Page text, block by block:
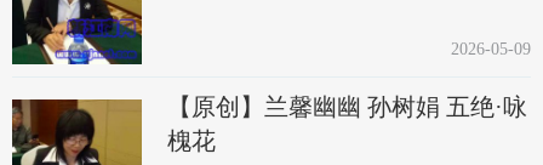
2026-05-09
【原创】兰馨幽幽 孙树娟 五绝·咏
槐花